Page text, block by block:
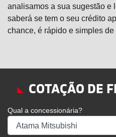
analisamos a sua sugestão e
saberá se tem o seu crédito
chance, é rápido e simples de
COTAÇÃO DE
Qual a concessionária?